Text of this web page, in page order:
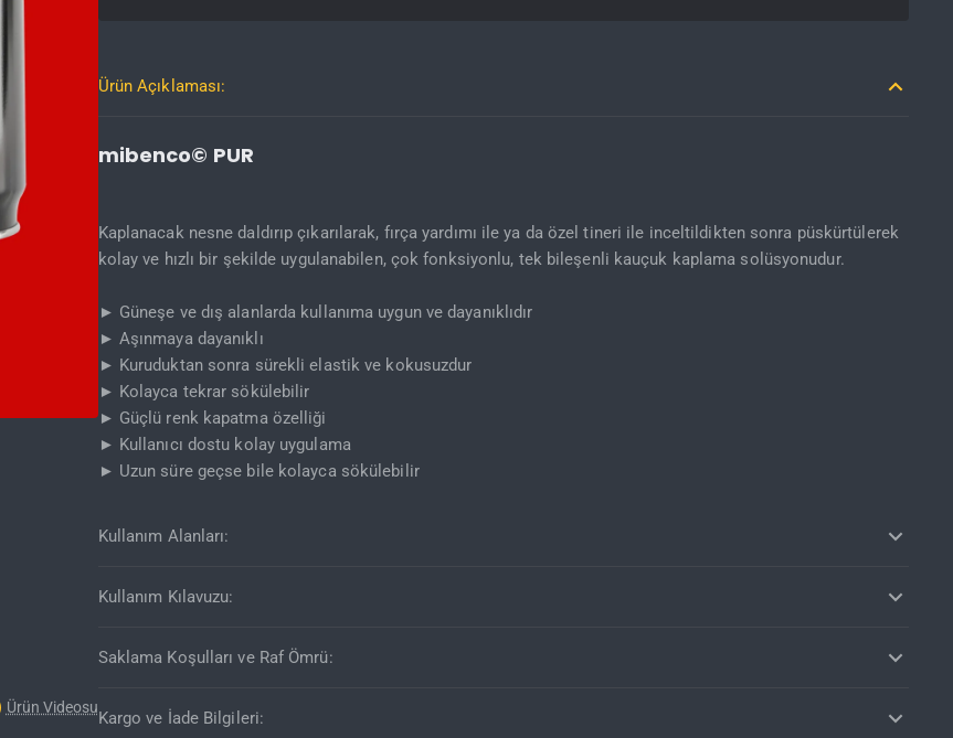
Ürün Videosu
Ürün Açıklaması:
mibenco© PUR
Kaplanacak nesne daldırıp çıkarılarak, fırça yardımı ile ya da özel tineri ile inceltildikten sonra püskürtülerek
kolay ve hızlı bir şekilde uygulanabilen, çok fonksiyonlu, tek bileşenli kauçuk kaplama solüsyonudur.
► Güneşe ve dış alanlarda kullanıma uygun ve dayanıklıdır
► Aşınmaya dayanıklı
► Kuruduktan sonra sürekli elastik ve kokusuzdur
► Kolayca tekrar sökülebilir
► Güçlü renk kapatma özelliği
► Kullanıcı dostu kolay uygulama
► Uzun süre geçse bile kolayca sökülebilir
Kullanım Alanları:
Kullanım Kılavuzu:
Saklama Koşulları ve Raf Ömrü:
Kargo ve İade Bilgileri: